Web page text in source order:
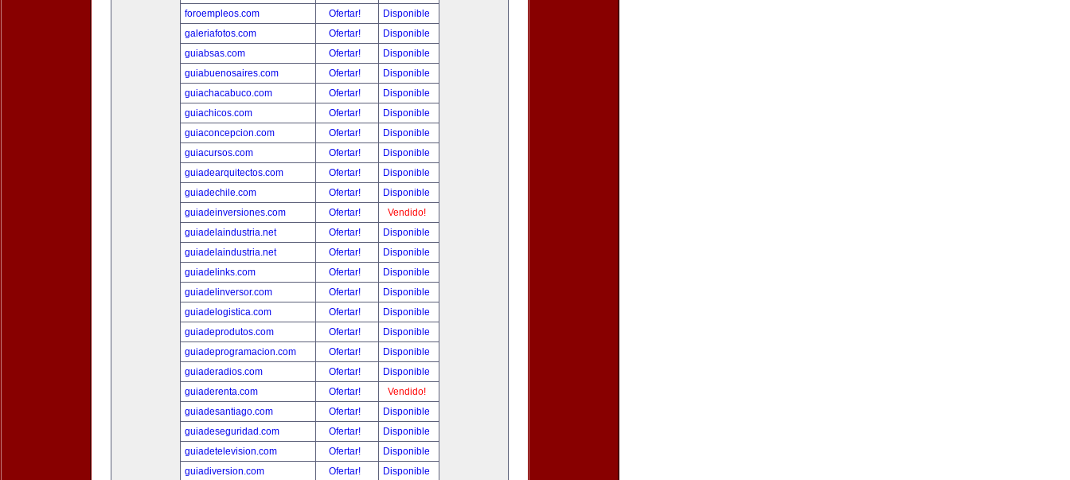
foroempleos.com
Ofertar!
Disponible
galeriafotos.com
Ofertar!
Disponible
guiabsas.com
Ofertar!
Disponible
guiabuenosaires.com
Ofertar!
Disponible
guiachacabuco.com
Ofertar!
Disponible
guiachicos.com
Ofertar!
Disponible
guiaconcepcion.com
Ofertar!
Disponible
guiacursos.com
Ofertar!
Disponible
guiadearquitectos.com
Ofertar!
Disponible
guiadechile.com
Ofertar!
Disponible
guiadeinversiones.com
Ofertar!
Vendido!
guiadelaindustria.net
Ofertar!
Disponible
guiadelaindustria.net
Ofertar!
Disponible
guiadelinks.com
Ofertar!
Disponible
guiadelinversor.com
Ofertar!
Disponible
guiadelogistica.com
Ofertar!
Disponible
guiadeprodutos.com
Ofertar!
Disponible
guiadeprogramacion.com
Ofertar!
Disponible
guiaderadios.com
Ofertar!
Disponible
guiaderenta.com
Ofertar!
Vendido!
guiadesantiago.com
Ofertar!
Disponible
guiadeseguridad.com
Ofertar!
Disponible
guiadetelevision.com
Ofertar!
Disponible
guiadiversion.com
Ofertar! Disponible